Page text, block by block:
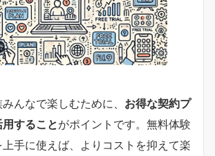
んなで楽しむために、 お得な契約プ
することがポイントです。無料体験
手に使えば、よりコストを抑えて楽